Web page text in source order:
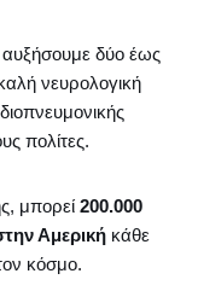
αυξήσουμε δύο έως
νευρολογική
πολίτες.
μπορεί 200.000
Αμερική κάθε
κόσμο.